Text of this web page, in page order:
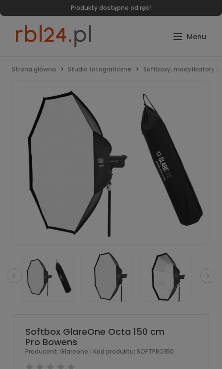
Produkty dostępne od ręki!
Strona główna Studio fotograficzne Softboxy, modyfikatory
Softbox GlareOne Octa 150 cm
Pro Bowens
Producent: Glareone | Kod produktu: SOFTPRO150